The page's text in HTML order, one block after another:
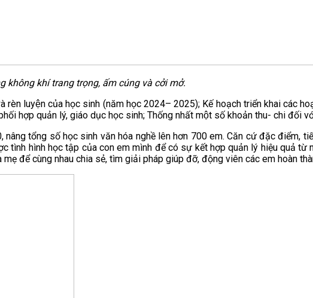
không khí trang trọng, ấm cúng và cởi mở.
rèn luyện của học sinh (năm học 2024– 2025); Kế hoạch triển khai các
hợp quản lý, giáo dục học sinh; Thống nhất một số khoản thu- chi đối
tổng số học sinh văn hóa nghề lên hơn 700 em. Căn cứ đặc điểm,
tình hình học tập của con em mình để có sự kết hợp quản lý hiệu quả
để cùng nhau chia sẻ, tìm giải pháp giúp đỡ, động viên các em hoàn